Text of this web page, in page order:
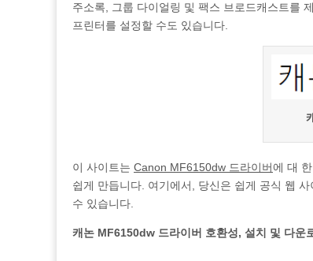
주소록, 그룹 다이얼링 및 팩스 브로드캐스트를
프린터를 설정할 수도 있습니다.
이 사이트는 Canon MF6150dw 드라이버에 대
쉽게 만듭니다. 여기에서, 당신은 쉽게 공식 웹
수 있습니다.
캐논 MF6150dw 드라이버 호환성, 설치 및 다운